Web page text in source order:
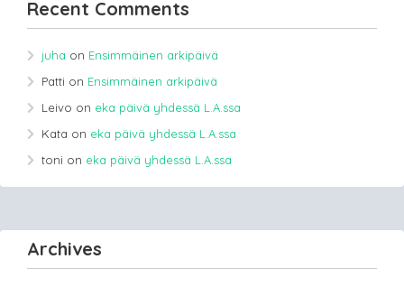
Recent Comments
juha on Ensimmäinen arkipäivä
Patti on Ensimmäinen arkipäivä
Leivo on eka päivä yhdessä L.A.ssa
Kata on eka päivä yhdessä L.A.ssa
toni on eka päivä yhdessä L.A.ssa
Archives